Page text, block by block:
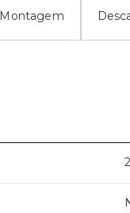
Montagem